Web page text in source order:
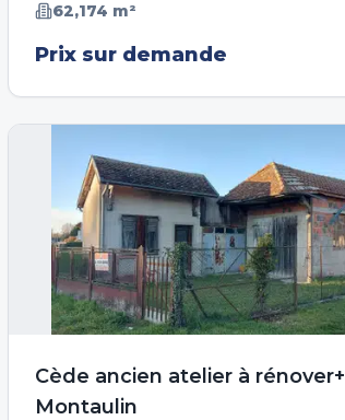
62,174 m²
Prix sur demande
Cède ancien atelier à
Montaulin